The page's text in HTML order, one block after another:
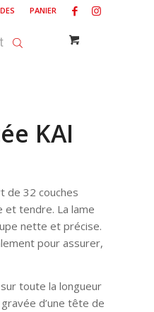
PANIER
KAI
de 32 couches
et tendre. La lame
nette et précise.
pour assurer,
toute la longueur
d’une tête de